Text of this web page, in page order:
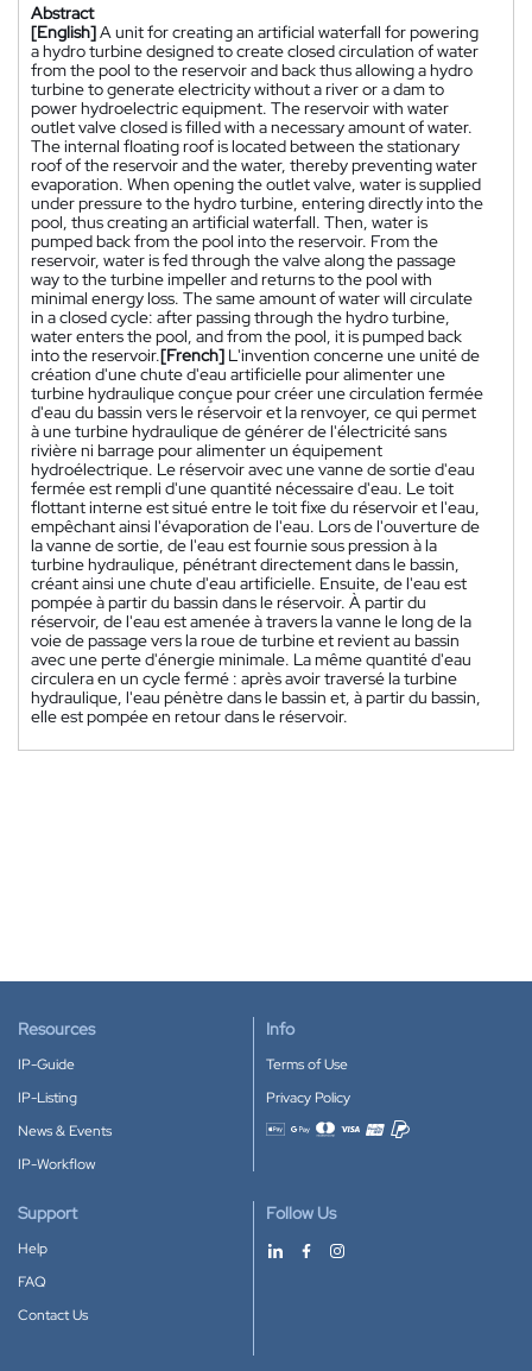
Abstract
[English]A unit for creating an artificial waterfall for powering
a hydro turbine designed to create closed circulation of water
from the pool to the reservoir and back thus allowing a hydro
turbine to generate electricity without a river or a dam to
power hydroelectric equipment. The reservoir with water
outlet valve closed is filled with a necessary amount of water.
The internal floating roof is located between the stationary
roof of the reservoir and the water, thereby preventing water
evaporation. When opening the outlet valve, water is supplied
under pressure to the hydro turbine, entering directly into the
pool, thus creating an artificial waterfall. Then, water is
pumped back from the pool into the reservoir. From the
reservoir, water is fed through the valve along the passage
way to the turbine impeller and returns to the pool with
minimal energy loss. The same amount of water will circulate
in a closed cycle: after passing through the hydro turbine,
water enters the pool, and from the pool, it is pumped back
into the reservoir.[French] L'invention concerne une unité de
création d'une chute d'eau artificielle pour alimenter une
turbine hydraulique conçue pour créer une circulation fermée
d'eau du bassin vers le réservoir et la renvoyer, ce qui permet
à une turbine hydraulique de générer de l'électricité sans
rivière ni barrage pour alimenter un équipement
hydroélectrique. Le réservoir avec une vanne de sortie d'eau
fermée est rempli d'une quantité nécessaire d'eau. Le toit
flottant interne est situé entre le toit fixe du réservoir et l'eau,
empêchant ainsi l'évaporation de l'eau. Lors de l'ouverture de
la vanne de sortie, de l'eau est fournie sous pression à la
turbine hydraulique, pénétrant directement dans le bassin,
créant ainsi une chute d'eau artificielle. Ensuite, de l'eau est
pompée à partir du bassin dans le réservoir. À partir du
réservoir, de l'eau est amenée à travers la vanne le long de la
voie de passage vers la roue de turbine et revient au bassin
avec une perte d'énergie minimale. La même quantité d'eau
circulera en un cycle fermé : après avoir traversé la turbine
hydraulique, l'eau pénètre dans le bassin et, à partir du bassin,
elle est pompée en retour dans le réservoir.
Resources
IP-Guide
IP-Listing
News & Events
IP-Workflow
Info
Terms of Use
Privacy Policy
Accepted payment methods
Support
Help
FAQ
Contact Us
Follow Us